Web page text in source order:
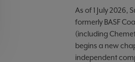
As of 1 July 2026,
formerly BASF
(including
begins a new
independent